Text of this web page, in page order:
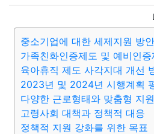
요리 상품리뷰 원예 금융
대출 자동차 취미 여행 맛
종교 사회 정치 건강 의료
중소기업에 대한 세제지원 방
가족친화인증제도 및 예비인증
육아휴직 제도 사각지대 개선
2023년 및 2024년 시행계획
다양한 근로형태와 맞춤형 지
고령사회 대책과 정책적 대응
정책적 지원 강화를 위한 목표